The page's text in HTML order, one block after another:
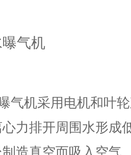
气机采用电机和叶
力排开周围水形成
造真空而吸入空气